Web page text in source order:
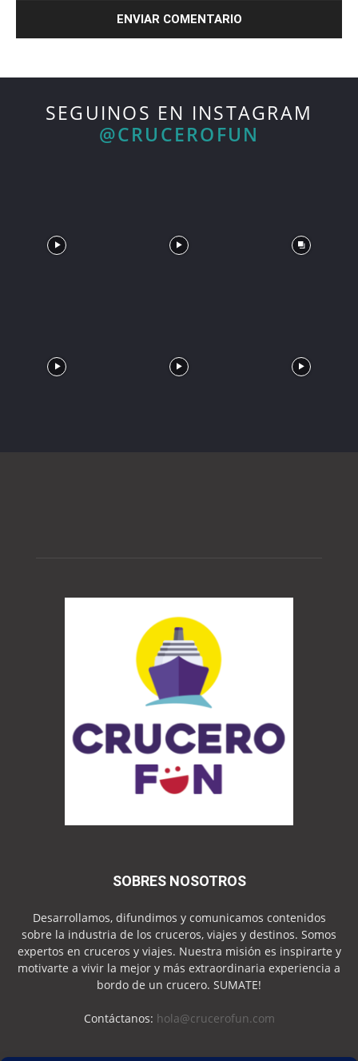
SEGUINOS EN INSTAGRAM
@CRUCEROFUN
SOBRES NOSOTROS
Desarrollamos, difundimos y comunicamos contenidos
sobre la industria de los cruceros, viajes y destinos. Somos
expertos en cruceros y viajes. Nuestra misión es inspirarte y
motivarte a vivir la mejor y más extraordinaria experiencia a
bordo de un crucero. SUMATE!
Contáctanos: hola@crucerofun.com